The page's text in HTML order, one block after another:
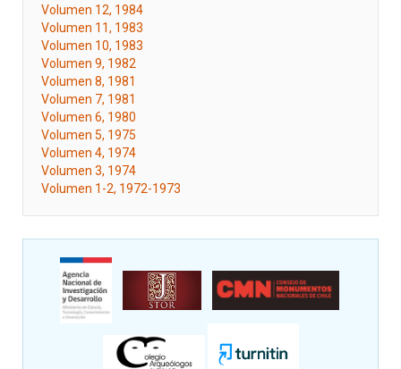
Volumen 12, 1984
Volumen 11, 1983
Volumen 10, 1983
Volumen 9, 1982
Volumen 8, 1981
Volumen 7, 1981
Volumen 6, 1980
Volumen 5, 1975
Volumen 4, 1974
Volumen 3, 1974
Volumen 1-2, 1972-1973